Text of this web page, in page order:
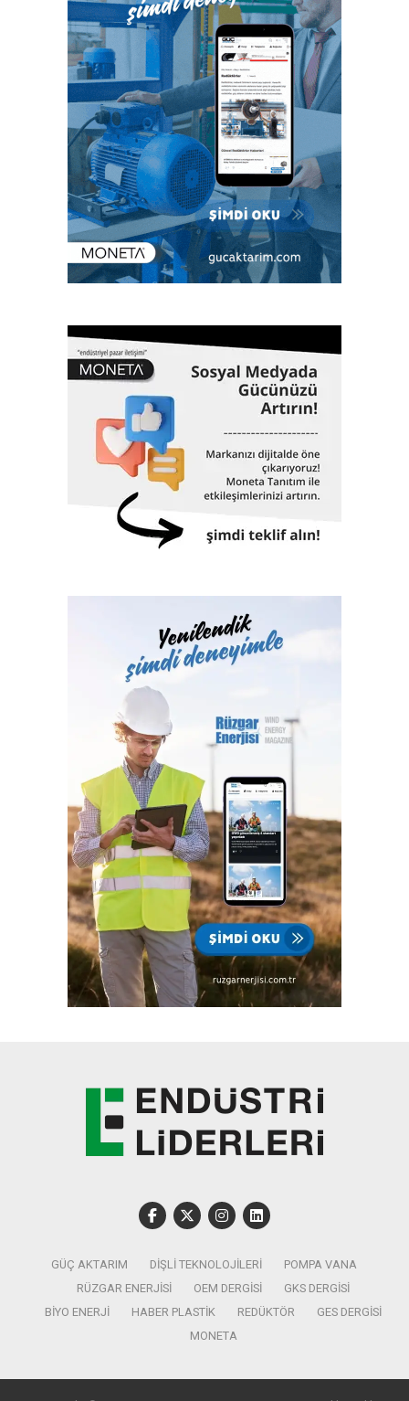
GÜÇ AKTARIM DIŞLI TEKNOLOJILERI
POMPA VANA
RÜZGAR ENERJISI
OEM DERGISI
GKS DERGISI
BIYO ENERJI
HABER PLASTIK REDÜKTÖR
GES DERGISI
MONETA